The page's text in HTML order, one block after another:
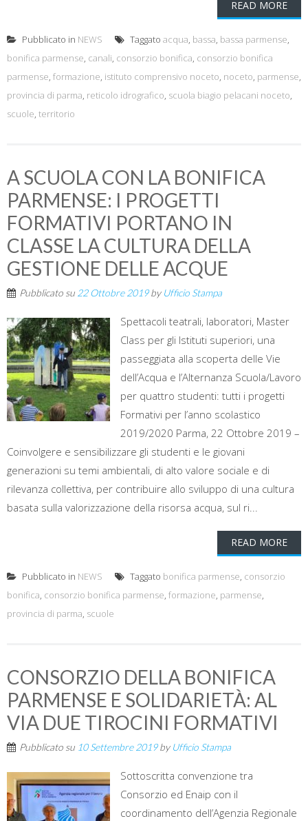
READ MORE
Pubblicato in NEWS Taggato acqua, bassa, bassa parmense,
bonifica parmense, canali, consorzio bonifica, consorzio bonifica
parmense, formazione, istituto comprensivo noceto, noceto, parmense,
provincia di parma, reticolo idrografico, scuola biagio pelacani noceto,
scuole, territorio
A SCUOLA CON LA BONIFICA
PARMENSE: I PROGETTI
FORMATIVI PORTANO IN
CLASSE LA CULTURA DELLA
GESTIONE DELLE ACQUE
Pubblicato su 22 Ottobre 2019by Ufficio Stampa
Spettacoli teatrali, laboratori, Master
Class per gli Istituti superiori, una
passeggiata alla scoperta delle Vie
dell’Acqua e l’Alternanza Scuola/Lavoro
per quattro studenti: tutti i progetti
Formativi per l’anno scolastico
2019/2020 Parma, 22 Ottobre 2019 –
Coinvolgere e sensibilizzare gli studenti e le giovani
generazioni su temi ambientali, di alto valore sociale e di
rilevanza collettiva, per contribuire allo sviluppo di una cultura
basata sulla valorizzazione della risorsa acqua, sul ri...
READ MORE
Pubblicato in NEWS Taggato bonifica parmense, consorzio
bonifica, consorzio bonifica parmense, formazione, parmense,
provincia di parma, scuole
CONSORZIO DELLA BONIFICA
PARMENSE E SOLIDARIETÀ: AL
VIA DUE TIROCINI FORMATIVI
Pubblicato su 10 Settembre 2019by Ufficio Stampa
Sottoscritta convenzione tra
Consorzio ed Enaip con il
coordinamento dell’Agenzia Regionale